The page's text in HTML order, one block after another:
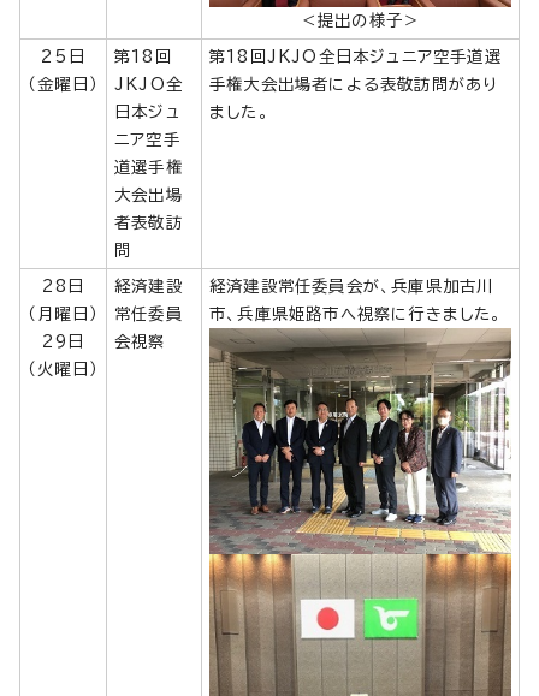
＜提出の様子＞
25日
（金曜日）
第18回
JKJO全
日本ジュ
ニア空手
道選手権
大会出場
者表敬訪
問
第18回JKJO全日本ジュニア空手道選
手権大会出場者による表敬訪問があり
ました。
28日
（月曜日）
29日
（火曜日）
経済建設
常任委員
会視察
経済建設常任委員会が、兵庫県加古川
市、兵庫県姫路市へ視察に行きました。